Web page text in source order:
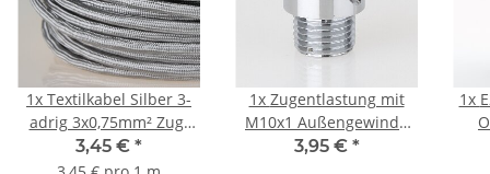
1x Textilkabel Silber 3-
adrig 3x0,75mm² Zug-
Pendelleitung S03RT-F
3G0,75
3,45 € *
1x Zugentlastung mit
M10x1 Außengewinde
für Kabel 13x17mm
3,95 € *
1x